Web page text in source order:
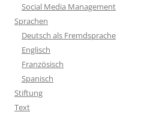
Social Media Management
Sprachen
Deutsch als Fremdsprache
Englisch
Französisch
Spanisch
Stiftung
Text